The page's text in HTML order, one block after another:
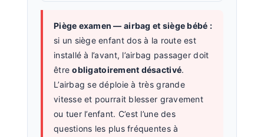
Piège examen — airbag et siège bébé :
si un siège enfant dos à la route est
installé à l’avant, l’airbag passager doit
êtreobligatoirement désactivé.
L’airbag se déploie à très grande
vitesse et pourrait blesser gravement
ou tuer l’enfant. C’est l’une des
questions les plus fréquentes à